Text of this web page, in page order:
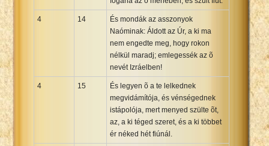
4 14
És mondák az asszonyok
Naóminak: Áldott az Úr, a ki ma
nem engedte meg, hogy rokon
nélkül maradj; emlegessék az õ
nevét Izráelben!
4 15
És legyen õ a te lelkednek
megvidámítója, és vénségednek
istápolója, mert menyed szülte õt,
az, a ki téged szeret, és a ki többet
ér néked hét fiúnál.